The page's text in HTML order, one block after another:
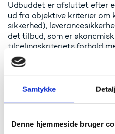
Samtykke
Denne hjemmeside bruger
Udbuddet er afsluttet efter
ud fra objektive kriterier om
sikkerhed),
det tilbud, som er
tildelingskriteriets forhold
har i deres tilbud vist en
tilpasning til de
demonstreret et stærkt
Kontrakten og samarbejdet
år og indebærer udvikling,
administration af